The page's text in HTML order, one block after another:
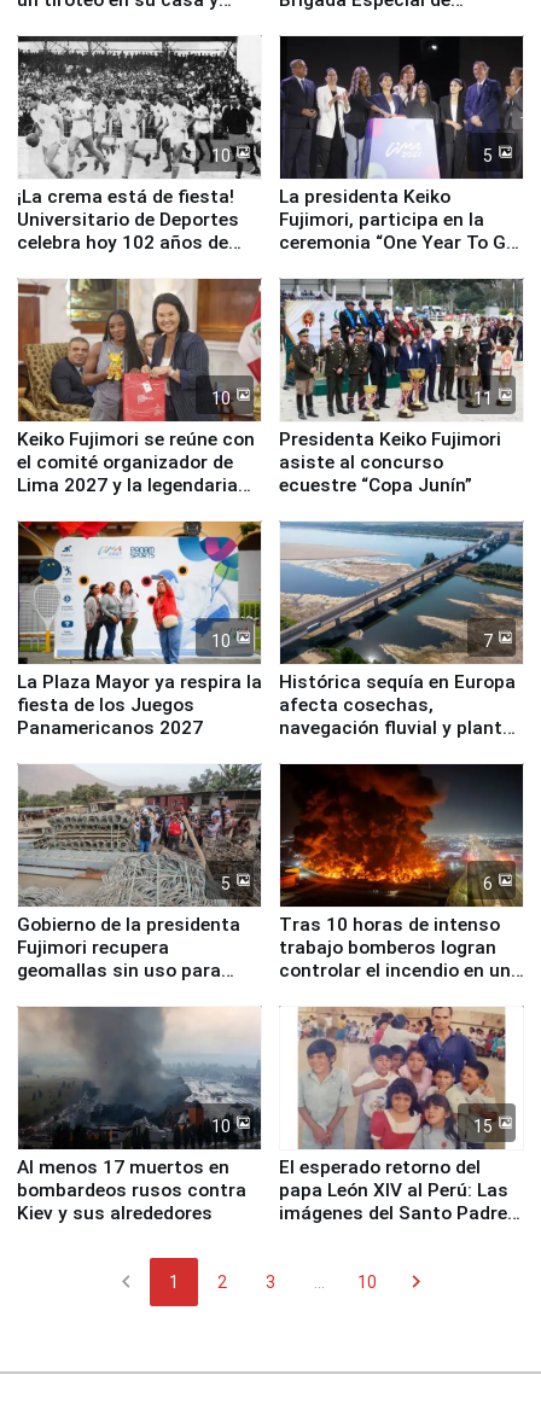
equipamiento para
Serenazgo
10
¡La crema está de fiesta!
Universitario de Deportes
celebra hoy 102 años de
5
La presidenta Keiko
Fujimori, participa en la
ceremonia “One Year To Go
10
Keiko Fujimori se reúne con
el comité organizador de
Lima 2027 y la legendaria
11
Presidenta Keiko Fujimori
asiste al concurso
ecuestre “Copa Junín”
10
La Plaza Mayor ya respira la
fiesta de los Juegos
Panamericanos 2027
7
Histórica sequía en Europa
afecta cosechas,
navegación fluvial y plantas
5
Gobierno de la presidenta
Fujimori recupera
geomallas sin uso para
Fenómeno El Niño
6
Tras 10 horas de intenso
trabajo bomberos logran
controlar el incendio en una
de Chile
10
Al menos 17 muertos en
bombardeos rusos contra
Kiev y sus alrededores
15
El esperado retorno del
papa León XIV al Perú: Las
imágenes del Santo Padre
chevron_left 1 2 3 10 chevron_right